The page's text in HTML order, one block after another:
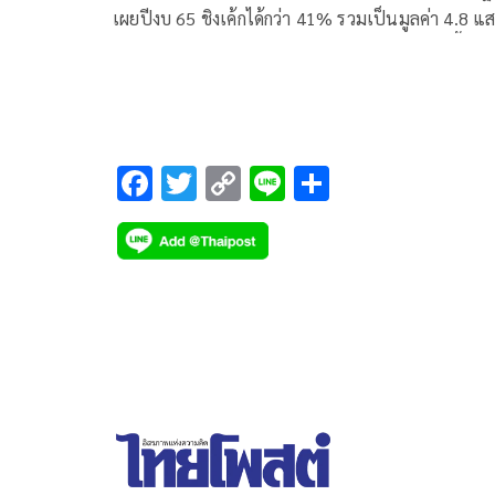
เผยปีงบ 65 ชิงเค้กได้กว่า 41% รวมเป็นมูลค่า 4.8 แ
F
ac
e
T
wi
tt
C
o
p
Li